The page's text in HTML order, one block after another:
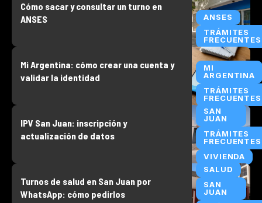
ANSES
TRÁMITES
FRECUENTES
Cómo sacar y consultar un turno en
ANSES
MI
ARGENTINA
TRÁMITES
FRECUENTES
Mi Argentina: cómo crear una cuenta y
validar la identidad
SAN
JUAN
TRÁMITES
FRECUENTES
VIVIENDA
IPV San Juan: inscripción y
actualización de datos
SALUD
SAN
JUAN
Turnos de salud en San Juan por
WhatsApp: cómo pedirlos